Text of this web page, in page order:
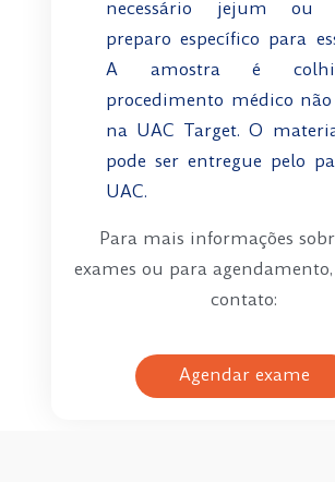
necessário jejum ou
preparo específico para
A amostra é
procedimento médico não
na UAC Target. O
pode ser entregue pelo
UAC.
Para mais informações
exames ou para
contato:
Agendar exame